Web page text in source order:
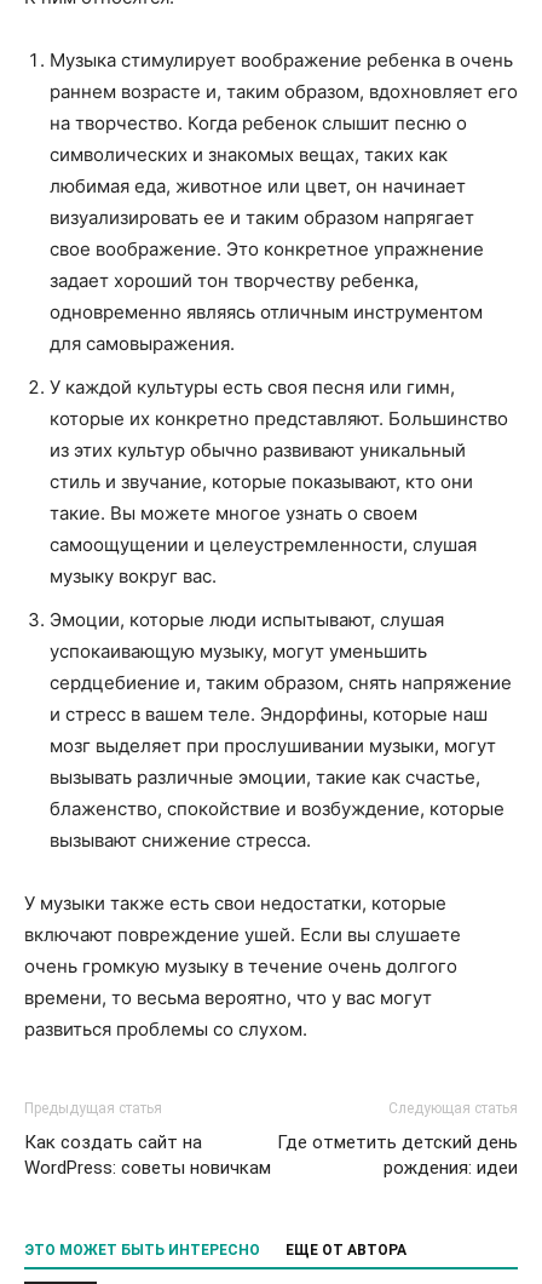
Музыка стимулирует воображение ребенка в очень
раннем возрасте и, таким образом, вдохновляет его
на творчество. Когда ребенок слышит песню о
символических и знакомых вещах, таких как
любимая еда, животное или цвет, он начинает
визуализировать ее и таким образом напрягает
свое воображение. Это конкретное упражнение
задает хороший тон творчеству ребенка,
одновременно являясь отличным инструментом
для самовыражения.
У каждой культуры есть своя песня или гимн,
которые их конкретно представляют. Большинство
из этих культур обычно развивают уникальный
стиль и звучание, которые показывают, кто они
такие. Вы можете многое узнать о своем
самоощущении и целеустремленности, слушая
музыку вокруг вас.
Эмоции, которые люди испытывают, слушая
успокаивающую музыку, могут уменьшить
сердцебиение и, таким образом, снять напряжение
и стресс в вашем теле. Эндорфины, которые наш
мозг выделяет при прослушивании музыки, могут
вызывать различные эмоции, такие как счастье,
блаженство, спокойствие и возбуждение, которые
вызывают снижение стресса.
У музыки также есть свои недостатки, которые
включают повреждение ушей. Если вы слушаете
очень громкую музыку в течение очень долгого
времени, то весьма вероятно, что у вас могут
развиться проблемы со слухом.
Предыдущая статья
Как создать сайт на
WordPress: советы новичкам
Следующая статья
Где отметить детский день
рождения: идеи
ЭТО МОЖЕТ БЫТЬ ИНТЕРЕСНО ЕЩЕ ОТ АВТОРА